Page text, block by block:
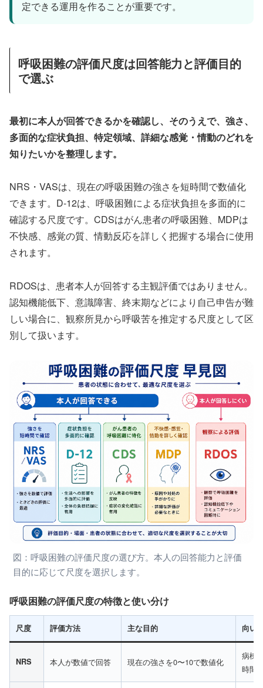
定できる運用を作ることが重要です。
呼吸困難の評価尺度は回答能力と評価目的
で選ぶ
最初に本人が回答できるかを確認し、そのうえで、強さ、
多面的な症状負担、特定領域、詳細な感覚・情動のどれを
知りたいかを整理します。
NRS・VASは、現在の呼吸困難の強さを短時間で数値化
できます。D-12は、呼吸困難による症状負担を多面的に
確認する尺度です。CDSはがん患者の呼吸困難、MDPは
不快感、感覚の質、情動反応を詳しく把握する場合に使用
されます。
RDOSは、患者本人が回答する主観評価ではありません。
認知機能低下、意識障害、終末期などにより自己申告が難
しい場合に、観察所見から呼吸苦を推定する尺度として区
別して扱います。
図：呼吸困難の評価尺度の選び方。本人の回答能力と評価
目的に応じて尺度を選択します。
呼吸困難の評価尺度の特徴と使い分け
尺度 評価方法 主な目的 向い
NRS 本人が数値で回答 現在の強さを0〜10で数値化
病棟
時間